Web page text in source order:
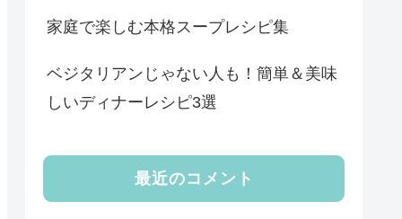
家庭で楽しむ本格スープレシピ集
ベジタリアンじゃない人も！簡単＆美味
しいディナーレシピ3選
最近のコメント